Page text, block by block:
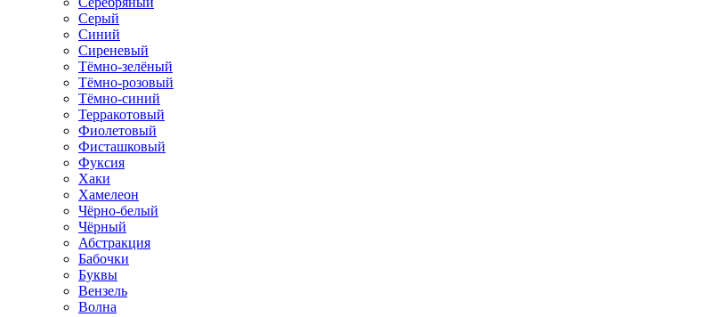
Серый
Синий
Сиреневый
Тёмно-зелёный
Тёмно-розовый
Тёмно-синий
Терракотовый
Фиолетовый
Фисташковый
Фуксия
Хаки
Хамелеон
Чёрно-белый
Чёрный
Абстракция
Бабочки
Буквы
Вензель
Волна